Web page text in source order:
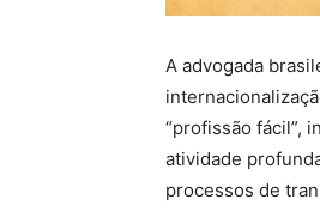
A advogada
“profissão fácil”,
atividade
processos de